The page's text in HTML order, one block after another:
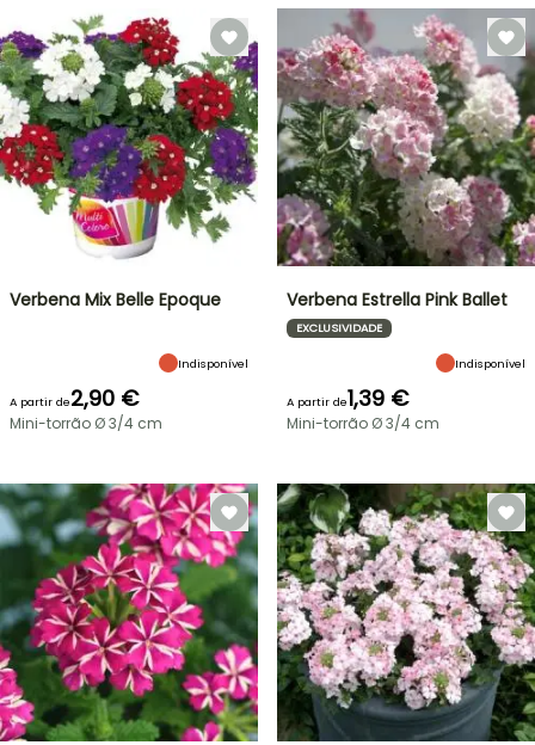
Verbena Mix Belle Epoque
Indisponível
A partir de2,90 €
Mini-torrão Ø 3/4 cm
Verbena Estrella Pink Ballet
EXCLUSIVIDADE
Indisponível
A partir de1,39 €
Mini-torrão Ø 3/4 cm